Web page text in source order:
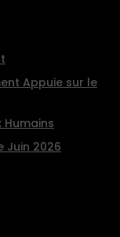
Appuie sur le
Humains
Juin 2026